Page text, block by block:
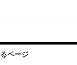
ページ